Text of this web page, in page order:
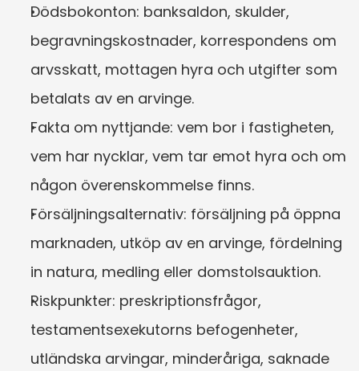
Dödsbokonton: banksaldon, skulder,
begravningskostnader, korrespondens om
arvsskatt, mottagen hyra och utgifter som
betalats av en arvinge.
Fakta om nyttjande: vem bor i fastigheten,
vem har nycklar, vem tar emot hyra och om
någon överenskommelse finns.
Försäljningsalternativ: försäljning på öppna
marknaden, utköp av en arvinge, fördelning
in natura, medling eller domstolsauktion.
Riskpunkter: preskriptionsfrågor,
testamentsexekutorns befogenheter,
utländska arvingar, minderåriga, saknade